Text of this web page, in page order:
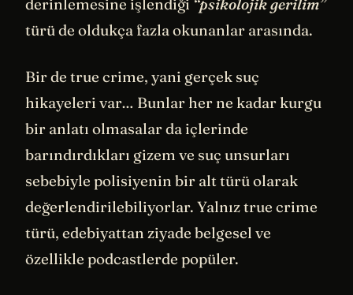
türü de oldukça fazla okunanlar arasında.
Bir de true crime, yani gerçek suç
hikayeleri var… Bunlar her ne kadar kurgu
bir anlatı olmasalar da içlerinde
barındırdıkları gizem ve suç unsurları
sebebiyle polisiyenin bir alt türü olarak
değerlendirilebiliyorlar. Yalnız true crime
türü, edebiyattan ziyade belgesel ve
özellikle podcastlerde popüler.